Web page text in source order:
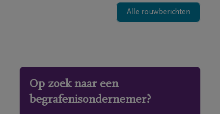
Alle rouwberichten
Op zoek naar een
begrafenisondernemer?